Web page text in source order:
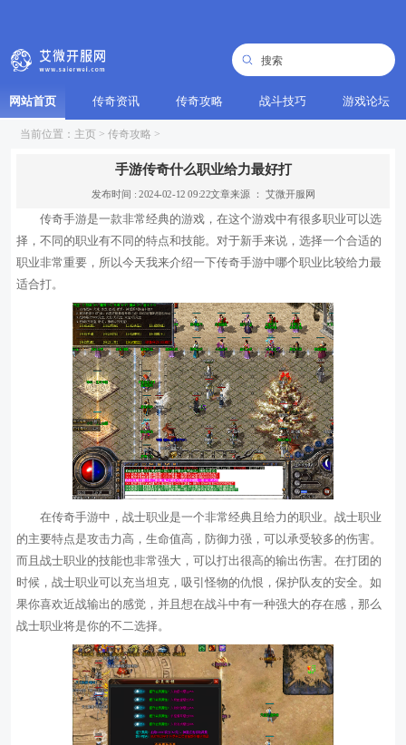
网站首页 传奇资讯 传奇攻略 战斗技巧 游戏论坛
当前位置： 主页 > 传奇攻略 >
手游传奇什么职业给力最好打
发布时间 : 2024-02-12 09:22文章来源 ： 艾微开服网
传奇手游是一款非常经典的游戏，在这个游戏中有很多职业可以选
择，不同的职业有不同的特点和技能。对于新手来说，选择一个合适的
职业非常重要，所以今天我来介绍一下传奇手游中哪个职业比较给力最
适合打。
在传奇手游中，战士职业是一个非常经典且给力的职业。战士职业
的主要特点是攻击力高，生命值高，防御力强，可以承受较多的伤害。
而且战士职业的技能也非常强大，可以打出很高的输出伤害。在打团的
时候，战士职业可以充当坦克，吸引怪物的仇恨，保护队友的安全。如
果你喜欢近战输出的感觉，并且想在战斗中有一种强大的存在感，那么
战士职业将是你的不二选择。